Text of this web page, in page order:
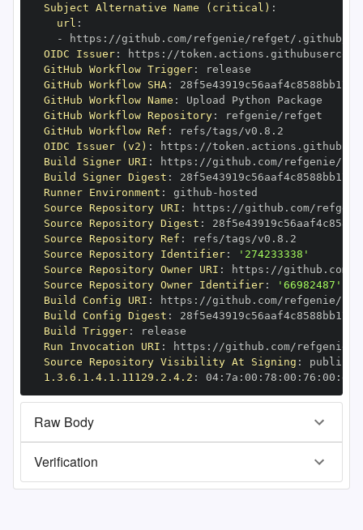
Subject Alternative Name (critical) :
url :
-
https : //github.com/refgenie/refget/.github/
OIDC Issuer: https :
GitHub Workflow Trigger:
GitHub Workflow SHA:
GitHub Workflow Name :
GitHub Workflow Repository:
GitHub Workflow Ref :
OIDC Issuer (v2) : https :
Build Signer URI : https : //github.com/refgenie/
Build Signer Digest :
Runner Environment : github -
Source Repository URI : https :
Source Repository Digest :
Source Repository Ref :
Source Repository Identifier:
'274233338'
Source Repository Owner URI : https :
Source Repository Owner Identifier:
'66982487'
Build Config URI : https : //github.com/refgenie/
Build Config Digest :
Build Trigger:
Run Invocation URI : https :
Source Repository Visibility At Signing :
1.3.6.1.4.1.11129.2.4.2 : 04: 7a : 00 : 78 : 00 : 76 : 00 : dd
Raw Body
Verification